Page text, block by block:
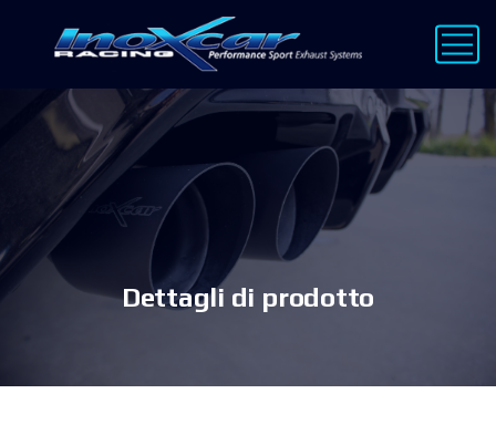
Dettagli di prodotto